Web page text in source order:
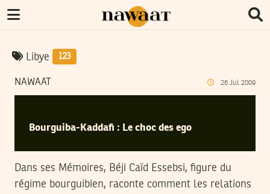
Libye 123
NAWAAT 26 Jul 2009
Bourguiba-Kaddafi : Le choc des ego
Dans ses Mémoires, Béji Caïd Essebsi, figure du
régime bourguibien, raconte comment les relations